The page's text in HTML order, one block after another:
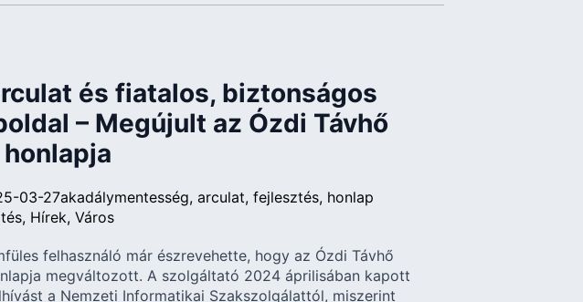
és fiatalos, biztonságos
– Megújult az Ózdi Távhő
03-27akadálymentesség arculat fejlesztés honlap
Hírek Város
felhasználó már észrevehette, hogy az Ózdi Távhő
megváltozott. A szolgáltató 2024 áprilisában kapott
a Nemzeti Informatikai Szakszolgálattól, miszerint